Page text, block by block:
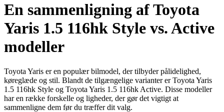
En sammenligning af Toyota
Yaris 1.5 116hk Style vs. Active
modeller
Toyota Yaris er en populær bilmodel, der tilbyder pålidelighed,
køreglæde og stil. Blandt de tilgængelige varianter er Toyota Yaris
1.5 116hk Style og Toyota Yaris 1.5 116hk Active. Disse modeller
har en række forskelle og ligheder, der gør det vigtigt at
sammenligne dem før du træffer dit valg.